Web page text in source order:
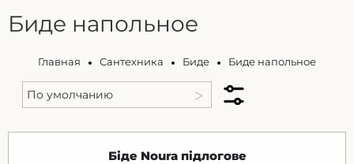
Биде напольное
Главная Сантехника Биде Биде напольное
Біде Noura підлогове